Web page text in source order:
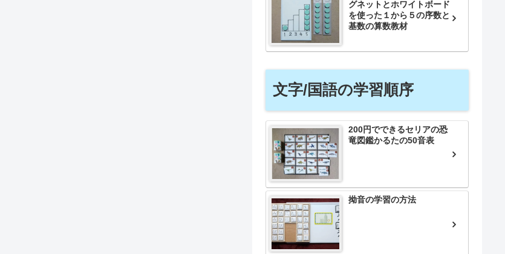
グネットとホワイトボード
を使った１から５の序数と
基数の算数教材
文字/国語の学習順序
200円でできるセリアの恐
竜図鑑かるたの50音表
拗音の学習の方法